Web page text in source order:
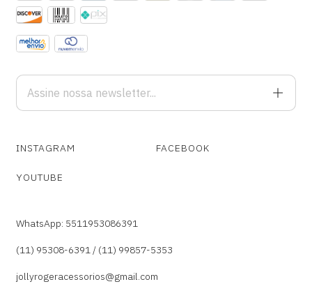
INSTAGRAM FACEBOOK
YOUTUBE
WhatsApp: 5511953086391
(11) 95308-6391 / (11) 99857-5353
jollyrogeracessorios@gmail.com